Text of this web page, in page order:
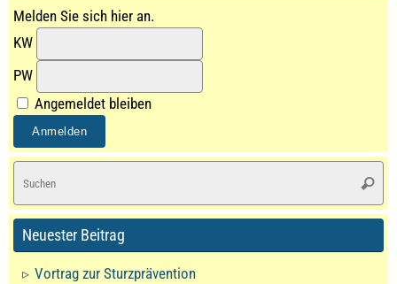
Melden Sie sich hier an.
KW
PW
Angemeldet bleiben
Neuester Beitrag
Vortrag zur Sturzprävention